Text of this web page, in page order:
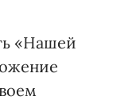
«Нашей